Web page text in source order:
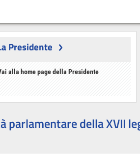
Presidente
alla home page della Presidente
parlamentare della XVII